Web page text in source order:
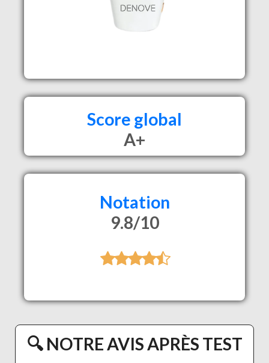
Score global
A+
Notation
9.8/10
🔍 NOTRE AVIS APRÈS TEST